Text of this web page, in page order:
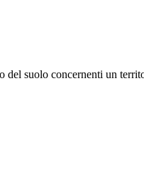
suolo concernenti un